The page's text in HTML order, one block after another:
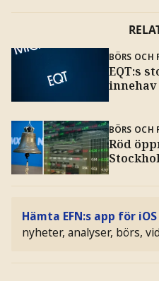
BÖRS OCH
EQT:s
innehav
BÖRS OCH
Röd
Hämta EFN:s app för
nyheter, analyser, börs,